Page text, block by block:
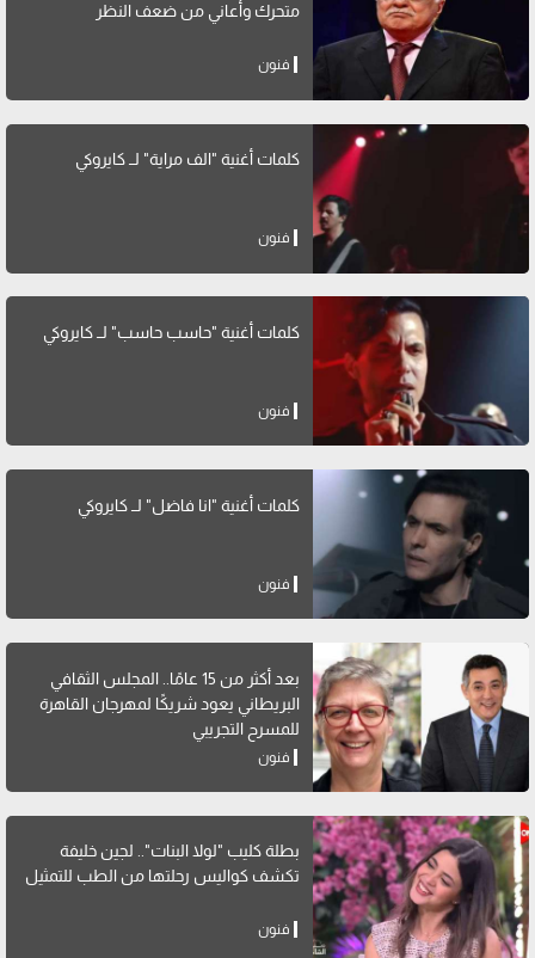
متحرك وأعاني من ضعف النظر
فنون
كلمات أغنية "الف مراية" لــ كايروكي
فنون
كلمات أغنية "حاسب حاسب" لــ كايروكي
فنون
كلمات أغنية "انا فاضل" لــ كايروكي
فنون
بعد أكثر من 15 عامًا.. المجلس الثقافي
البريطاني يعود شريكًا لمهرجان القاهرة
للمسرح التجريبي
فنون
بطلة كليب "لولا البنات".. لجين خليفة
تكشف كواليس رحلتها من الطب للتمثيل
فنون